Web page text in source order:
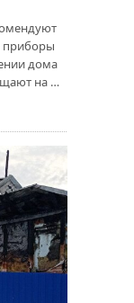
приборы
дома
на …